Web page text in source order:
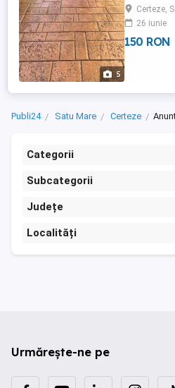
5
și preț bun
și serioasă
largă de
betonului
Certeze,
26 iunie
150 RON
Publi24 Satu Mare Certeze
Categorii
Subcategorii
Județe
Localități
Urmărește-ne pe